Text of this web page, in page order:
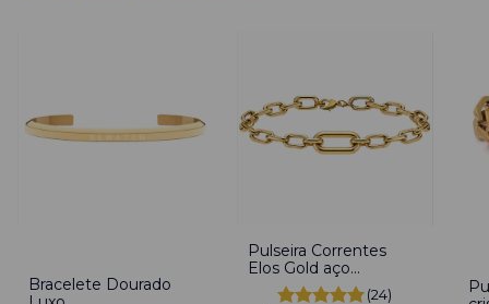
Bracelete Dourado
Pulseira Correntes
Elos Gold aço
inoxidável
(24)